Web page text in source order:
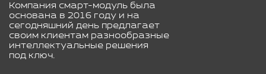
Компания смарт-модуль была
основана в 2016 году и на
сегодняшний день предлагает
своим клиентам разнообразные
интеллектуальные решения
под ключ.